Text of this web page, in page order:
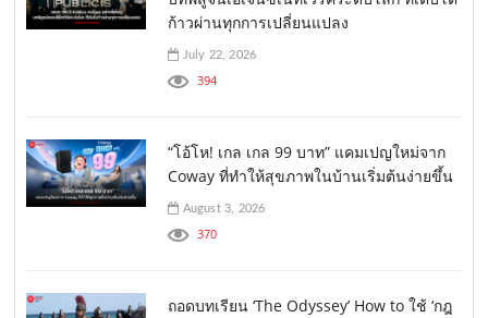
ก้าวผ่านทุกการเปลี่ยนแปลง
July 22, 2026
394
“โอ้โห! เกล เกล 99 บาท” แคมเปญใหม่จาก
Coway ที่ทำให้สุขภาพในบ้านเริ่มต้นง่ายขึ้น
August 3, 2026
370
ถอดบทเรียน ‘The Odyssey’ How to ใช้ ‘กฎ